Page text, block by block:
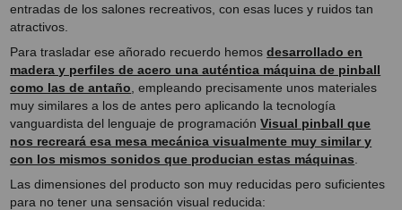
entradas de los salones recreativos, con esas luces y ruidos tan
atractivos.
Para trasladar ese añorado recuerdo hemos desarrollado en
madera y perfiles de acero una auténtica máquina de pinball
como las de antaño , empleando precisamente unos materiales
muy similares a los de antes pero aplicando la tecnología
vanguardista del lenguaje de programación Visual pinball que
nos recreará esa mesa mecánica visualmente muy similar y
con los mismos sonidos que producian estas máquinas
Las dimensiones del producto son muy reducidas pero suficientes
para no tener una sensación visual reducida: